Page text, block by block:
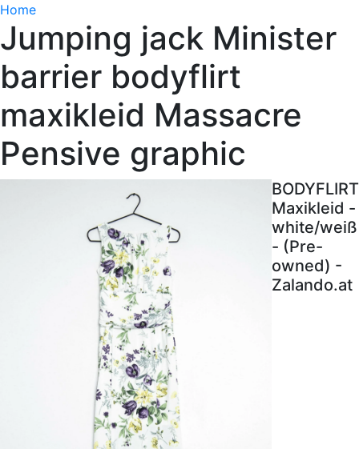
Home
Jumping jack Minister
barrier bodyflirt
maxikleid Massacre
Pensive graphic
BODYFLIRT
Maxikleid -
white/weiß
- (Pre-
owned) -
Zalando.at